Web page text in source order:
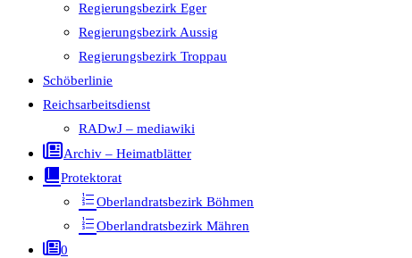
Regierungsbezirk Eger
Regierungsbezirk Aussig
Regierungsbezirk Troppau
Schöberlinie
Reichsarbeitsdienst
RADwJ – mediawiki
Archiv – Heimatblätter
Protektorat
Oberlandratsbezirk Böhmen
Oberlandratsbezirk Mähren
0